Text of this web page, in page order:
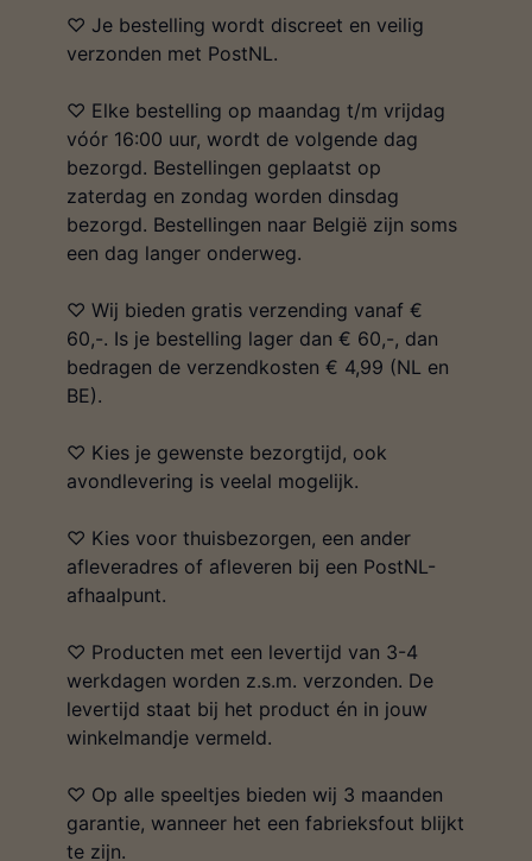
♡ Je bestelling wordt discreet en veilig
verzonden met PostNL.
♡ Elke bestelling op maandag t/m vrijdag
vóór 16:00 uur, wordt de volgende dag
bezorgd. Bestellingen geplaatst op
zaterdag en zondag worden dinsdag
bezorgd. Bestellingen naar België zijn soms
een dag langer onderweg.
♡ Wij bieden gratis verzending vanaf €
60,-. Is je bestelling lager dan € 60,-, dan
bedragen de verzendkosten € 4,99 (NL en
BE).
♡ Kies je gewenste bezorgtijd, ook
avondlevering is veelal mogelijk.
♡ Kies voor thuisbezorgen, een ander
afleveradres of afleveren bij een PostNL-
afhaalpunt.
♡ Producten met een levertijd van 3-4
werkdagen worden z.s.m. verzonden. De
levertijd staat bij het product én in jouw
winkelmandje vermeld.
♡ Op alle speeltjes bieden wij 3 maanden
garantie, wanneer het een fabrieksfout blijkt
te zijn.